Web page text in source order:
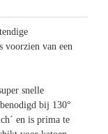
voorzien van een
snelle
bij 130°
en is prima te